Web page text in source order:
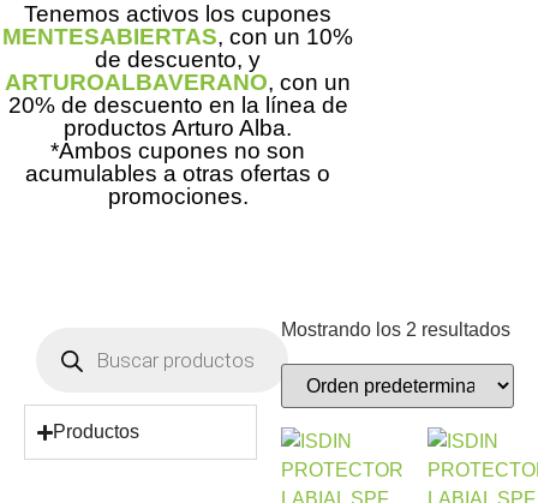
Tenemos activos los cupones
MENTESABIERTAS, con un 10%
de descuento, y
ARTUROALBAVERANO, con un
20% de descuento en la línea de
productos Arturo Alba.
*Ambos cupones no son
acumulables a otras ofertas o
promociones.
Productos
Mostrando los 2 resultados